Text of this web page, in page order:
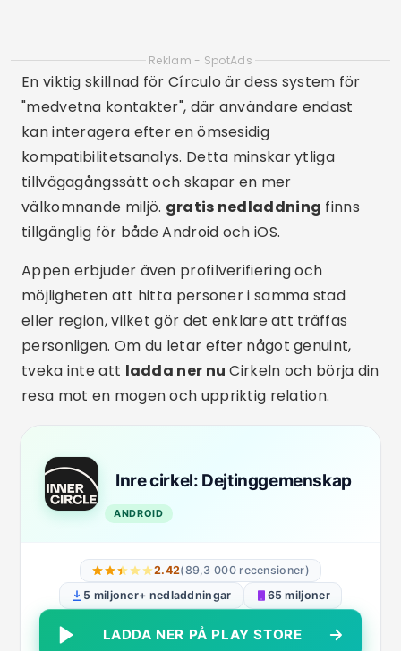
Vanliga funktioner i seriösa
dejtingappar
Först är det viktigt att betona att seriösa
dejtingappar vanligtvis investerar mycket i
säkerhet och upplevelsekvalitet. De flesta
erbjuder profilverifiering, aktiv support och
personliga filter för att säkerställa att du bara
chattar med personer som verkligen delar
liknande intressen.
En annan vanlig funktion är
kompatibilitetsalgoritmen, som utvärderar allt
från personliga preferenser till
personlighetsdrag. Denna teknik möjliggör mer
meningsfulla kontakter och optimerar
oftagratis nedladdning, med valfria
premiumfunktioner.
som är enkla att använda även för de som är
ovana vid teknik. Öppna baraPlay Butik, sök
efter önskad app och klicka pågratis
nedladdningOm bara några minuter är du redo